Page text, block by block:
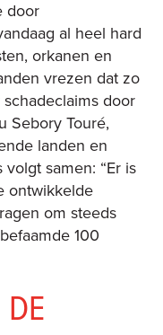
door
al heel hard
orkanen en
vrezen dat zo
door
Sebory Touré,
landen en
samen: “Er is
ontwikkelde
om steeds
100